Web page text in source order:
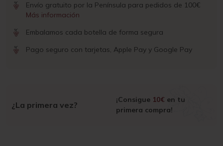
Envío gratuito por la Península para pedidos de 100€
Más información
Embalamos cada botella de forma segura
Pago seguro con tarjetas, Apple Pay y Google Pay
¿La primera vez?
¡Consigue 10€ en tu
primera compra!